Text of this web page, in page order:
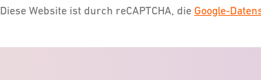
Diese Website ist durch reCAPTCHA, die Google-